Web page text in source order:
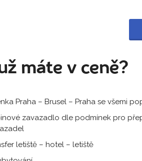
máte v ceně?
Praha – Brusel – Praha se všemi
zavazadlo dle podmínek pro
letiště – hotel – letiště